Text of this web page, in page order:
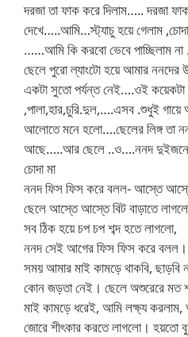
দরজা তা ফাক করে দিলাম….. দরজা
দেখে…..আমি…স্ট্যাচু হয়ে গেলাম
……আমি কি করবো ভেবে পাচ্ছিলাম
ছেলে পুরো ল্যাংটো হয়ে আমার
একটা সুতো পর্যন্ত নেই….ওই কয়েকটা
,পালা,হার,চুরি.দুল,….এসব .শুধুই
আলোতে মনে হলো….ছেলের লিঙ্গ তা
আছে…..আর ছেলে ..ও….ননদ দুইজনের
চোদা মা
ননদ ফিস ফিস করে বলল- আস্তে
ছেলে আস্তে আস্তে বিট বাড়াতে
সব ঠিক হয়ে চপ চপ শব্দ হতে লাগলো,
ননদ সেই আগের ফিস ফিস করে বলল।
সময় আমার মাই কামড়ে থাকবি, ছাড়বি
কোন জড়তা নেই। ছেলে অশুরেরে মত
মাই কামড়ে ধরেই, আমি লক্ষ্য
জোরে শীৎকার করতে লাগলো। হয়তো